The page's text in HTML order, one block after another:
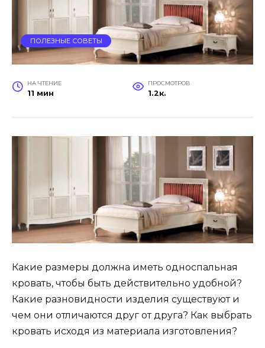
ПОЛЕЗНЫЕ СОВЕТЫ
НА ЧТЕНИЕ
11 мин
ПРОСМОТРОВ
1.2к.
Какие размеры должна иметь односпальная
кровать, чтобы быть действительно удобной?
Какие разновидности изделия существуют и
чем они отличаются друг от друга? Как выбрать
кровать исходя из материала изготовления?